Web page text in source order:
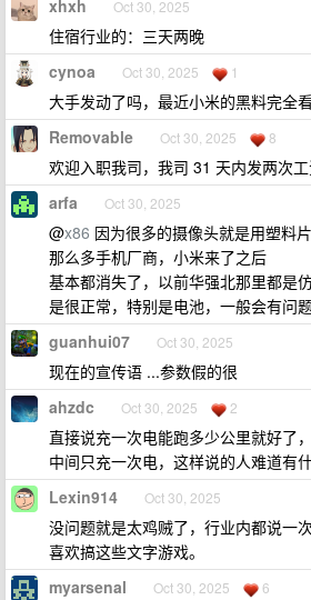
xhxh Oct 30, 2025
住宿行业的：三天两晚
cynoa Oct 30, 2025 1
大手发动了吗，最近小米的黑料完全
Removable Oct 30, 2025 8
欢迎入职我司，我司 31 天内发两次
arfa Oct 30, 2025
@x86 因为很多的摄像头就是用塑料
那么多手机厂商，小米来了之后
基本都消失了，以前华强北那里都是
是很正常，特别是电池，一般会有问
guanhui07 Oct 30, 2025
现在的宣传语 ...参数假的很
ahzdc Oct 30, 2025 2
直接说充一次电能跑多少公里就好了
中间只充一次电，这样说的人难道有
Lexin914 Oct 30, 2025
没问题就是太鸡贼了，行业内都说一
喜欢搞这些文字游戏。
myarsenal Oct 30, 2025 6